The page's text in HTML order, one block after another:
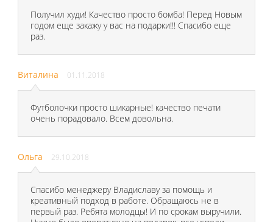
Получил худи! Качество просто бомба! Перед Новым
годом еще закажу у вас на подарки!!! Спасибо еще
раз.
Виталина 01.11.2018
Футболочки просто шикарные! качество печати
очень порадовало. Всем довольна.
Ольга 29.10.2018
Спасибо менеджеру Владиславу за помощь и
креативный подход в работе. Обращаюсь не в
первый раз. Ребята молодцы! И по срокам выручили.